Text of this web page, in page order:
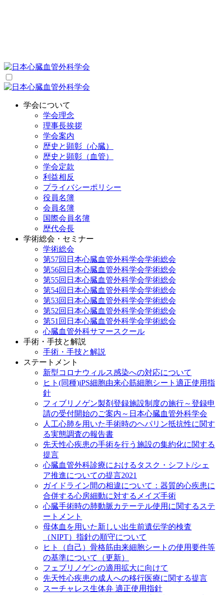
学会について
学会理念
理事長挨拶
学会案内
歴史と顕彰（心臓）
歴史と顕彰（血管）
学会定款
利益相反
プライバシーポリシー
役員名簿
会員名簿
国際会員名簿
歴代会長
学術総会・セミナー
学術総会
第57回日本心臓血管外科学会学術総会
第56回日本心臓血管外科学会学術総会
第55回日本心臓血管外科学会学術総会
第54回日本心臓血管外科学会学術総会
第53回日本心臓血管外科学会学術総会
第52回日本心臓血管外科学会学術総会
第51回日本心臓血管外科学会学術総会
心臓血管外科サマースクール
手術・手技と解説
手術・手技と解説
ステートメント
新型コロナウィルス感染への対応について
ヒト(同種)iPS細胞由来心筋細胞シート適正使用指
針
フィブリノゲン製剤登録施設制度の施行～登録申
請の受付開始のご案内～日本心臓血管外科学会
人工心肺を用いた手術時のヘパリン抵抗性に関す
る実態調査の報告書
先天性心疾患の手術を行う施設の集約化に関する
提言
心臓血管外科診療におけるタスク・シフト/シェ
ア推進についての提言2021
ガイドライン間の相違について：器質的心疾患に
合併する心房細動に対するメイズ手術
心臓手術時の肺動脈カテーテル使用に関するステ
ートメント
母体血を用いた新しい出生前遺伝学的検査
（NIPT）指針の順守について
ヒト（自己）骨格筋由来細胞シートの使用要件等
の基準について（更新）
フェブリノゲンの適用拡大に向けて
先天性心疾患の成人への移行医療に関する提言
スーチャレス生体弁 適正使用指針